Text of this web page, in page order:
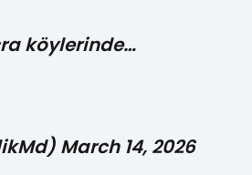
köylerinde…
March 14, 2026